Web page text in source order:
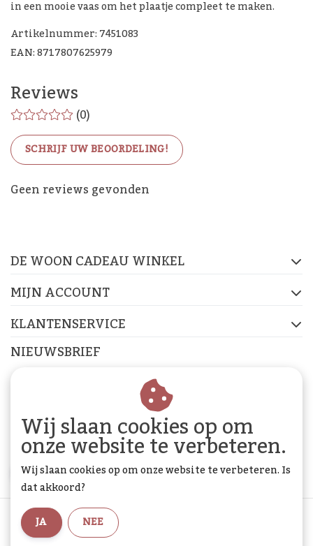
in een mooie vaas om het plaatje compleet te maken.
Artikelnummer: 7451083
EAN: 8717807625979
Reviews
(0)
SCHRIJF UW BEOORDELING!
Geen reviews gevonden
De Woon Cadeau Winkel
DE WOON CADEAU WINKEL
MIJN ACCOUNT
KLANTENSERVICE
NIEUWSBRIEF
Abonneer je op onze nieuwsbrief om op de hoogte te
ABONNEER
Algemene voorwaarden
Wij slaan cookies op om
onze website te verbeteren.
Wij slaan cookies op om onze website te verbeteren. Is
dat akkoord?
JA
NEE